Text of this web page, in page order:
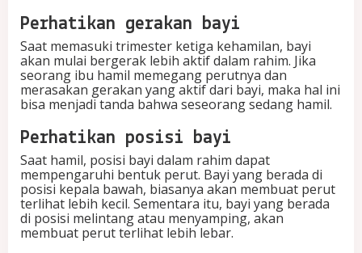
Perhatikan gerakan bayi
Saat memasuki trimester ketiga kehamilan, bayi
akan mulai bergerak lebih aktif dalam rahim. Jika
seorang ibu hamil memegang perutnya dan
merasakan gerakan yang aktif dari bayi, maka hal ini
bisa menjadi tanda bahwa seseorang sedang hamil.
Perhatikan posisi bayi
Saat hamil, posisi bayi dalam rahim dapat
mempengaruhi bentuk perut. Bayi yang berada di
posisi kepala bawah, biasanya akan membuat perut
terlihat lebih kecil. Sementara itu, bayi yang berada
di posisi melintang atau menyamping, akan
membuat perut terlihat lebih lebar.